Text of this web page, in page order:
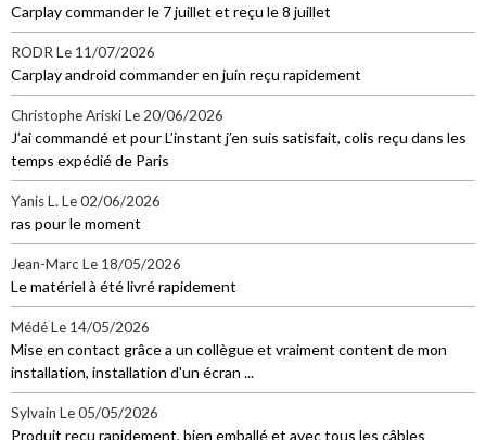
Carplay commander le 7 juillet et reçu le 8 juillet
RODR Le 11/07/2026
Carplay android commander en juin reçu rapidement
Christophe AriskiLe 20/06/2026
J’ai commandé et pour L’instant j’en suis satisfait, colis reçu dans les
temps expédié de Paris
Yanis L. Le 02/06/2026
ras pour le moment
Jean-Marc Le 18/05/2026
Le matériel à été livré rapidement
MédéLe 14/05/2026
Mise en contact grâce a un collègue et vraiment content de mon
installation, installation d'un écran ...
Sylvain Le 05/05/2026
Produit reçu rapidement, bien emballé et avec tous les câbles